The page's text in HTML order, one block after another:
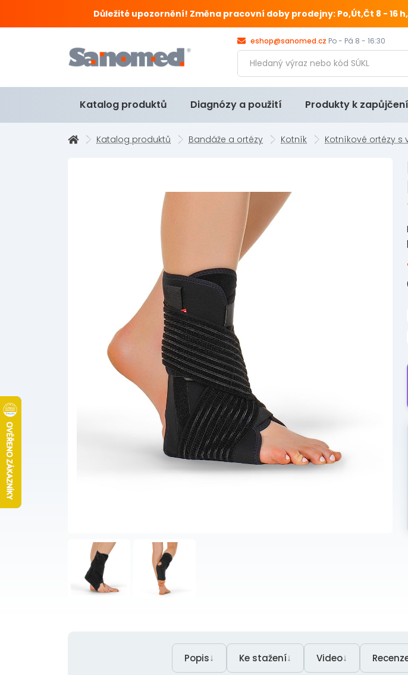
Důležité upozornění! Změna pracovní doby prodejny: Po,Út,Čt 8 - 16 h,
eshop@sanomed.cz Po - Pá 8 - 16:30
Katalog produktů Diagnózy a použití Produkty k zapůjčení
Katalog produktů Bandáže a ortézy Kotník Kotníkové ortézy s
Popis↓ Ke stažení↓ Video↓